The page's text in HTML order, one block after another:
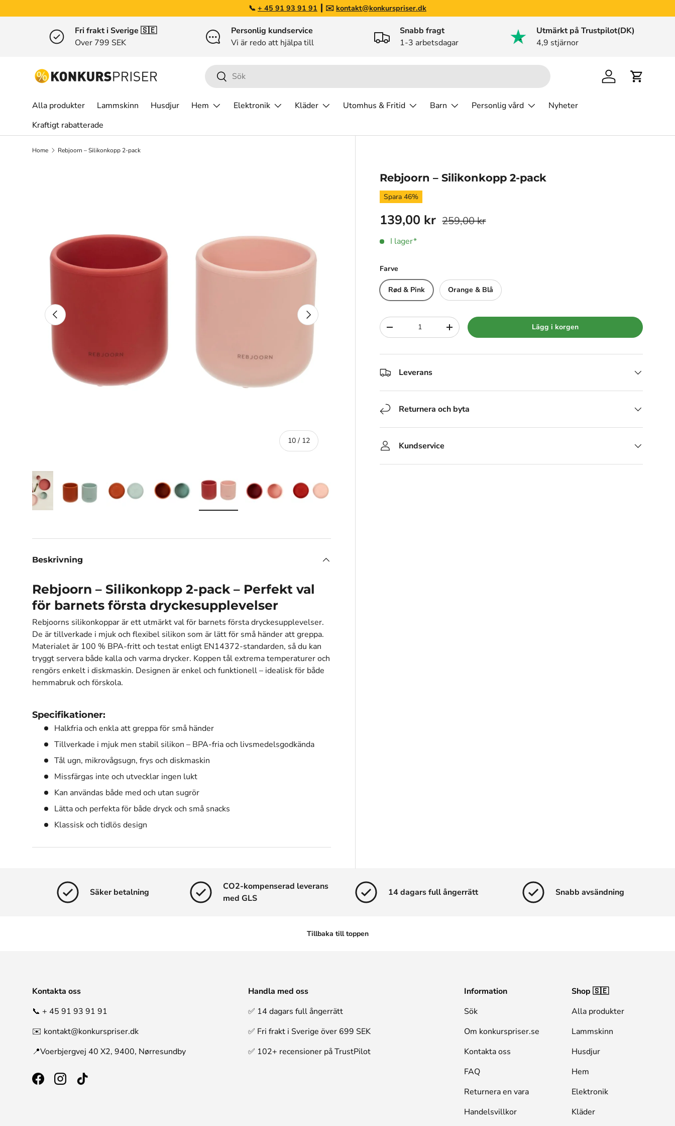
Gå till innehållet
📞 + 45 91 93 91 91 ┃ ✉️ kontakt@konkurspriser.dk
Fri frakt i Sverige 🇸🇪
Over 799 SEK
Personlig kundservice
Vi är redo att hjälpa till
Snabb fragt
1-3 arbetsdagar
Utmärkt på Trustpilot(DK)
4,9 stjärnor
Sök
Sök Logga inVarukorg
Alla produkter Lammskinn Husdjur Hem Elektronik Kläder Utomhus & Fritid Barn Personlig vård
Nyheter
Kraftigt rabatterade
Home Rebjoorn – Silikonkopp 2-pack
Tidigare
10 / av
12
Nästa
Rebjoorn – Silikonkopp 2-pack
Spara 46%
139,00 kr 259,00 kr
I lager*
Farve
Rød & Pink Orange & Blå
Siffra
-
+ Lägg i korgen
Leverans
Returnera och byta
Kundservice
Beskrivning
Rebjoorn – Silikonkopp 2-pack – Perfekt val
för barnets första dryckesupplevelser
Rebjoorns silikonkoppar är ett utmärkt val för barnets första dryckesupplevelser.
De är tillverkade i mjuk och flexibel silikon som är lätt för små händer att greppa.
Materialet är 100 % BPA-fritt och testat enligt EN14372-standarden, så du kan
tryggt servera både kalla och varma drycker. Koppen tål extrema temperaturer och
rengörs enkelt i diskmaskin. Designen är enkel och funktionell – idealisk för både
hemmabruk och förskola.
Specifikationer:
Halkfria och enkla att greppa för små händer
Tillverkade i mjuk men stabil silikon – BPA-fria och livsmedelsgodkända
Tål ugn, mikrovågsugn, frys och diskmaskin
Missfärgas inte och utvecklar ingen lukt
Kan användas både med och utan sugrör
Lätta och perfekta för både dryck och små snacks
Klassisk och tidlös design
Säker betalning
CO2-kompenserad leverans
med GLS
14 dagars full ångerrätt Snabb avsändning
Tillbaka till toppen
Kontakta oss
📞 + 45 91 93 91 91
✉️ kontakt@konkurspriser.dk
📍Voerbjergvej 40 X2, 9400, Nørresundby
FacebookInstagramTikTok
Handla med oss
✅ 14 dagars full ångerrätt
✅ Fri frakt i Sverige över 699 SEK
✅ 102+ recensioner på TrustPilot
Information
Sök
Om konkurspriser.se
Kontakta oss
FAQ
Returnera en vara
Handelsvillkor
Shop 🇸🇪
Alla produkter
Lammskinn
Husdjur
Hem
Elektronik
Kläder